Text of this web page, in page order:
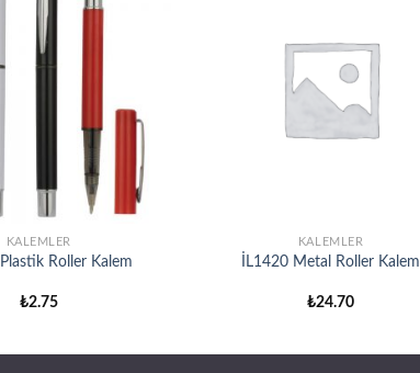
KALEMLER
Roller Kalem
₺2.75
KALEMLER
İL1420 Metal Roller Kalem
₺24.70